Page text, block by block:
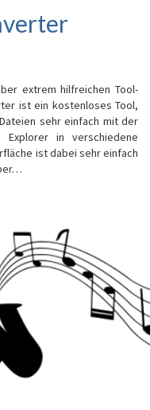
extrem hilfreichen Tool-
ist ein kostenloses Tool,
sehr einfach mit der
in verschiedene
ist dabei sehr einfach